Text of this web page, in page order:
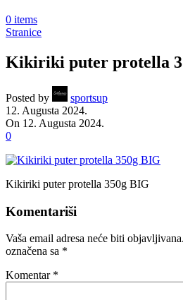
0 items
Stranice
Kikiriki puter protella
Posted by
sportsup
12. Augusta 2024.
On 12. Augusta 2024.
0
Kikiriki puter protella 350g BIG
Komentariši
Vaša email adresa neće biti objavljivana.
označena sa *
Komentar *